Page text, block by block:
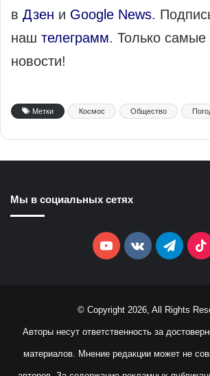
в Дзен и Google News.
наш телеграмм. Только
новости!
Метки Космос Общество
Мы в социальных сетях
YouTubevk.com
© Copyright 2026, All Rights
Авторы несут ответственность за
материалов. Мнение редакции может не